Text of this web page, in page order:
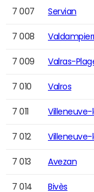
7 007 Servian
7 008
7 009 Valras-
7 010 Valros
7 011 Villeneuve-
7 012 Villeneuve-
7 013 Avezan
7 014 Bivès